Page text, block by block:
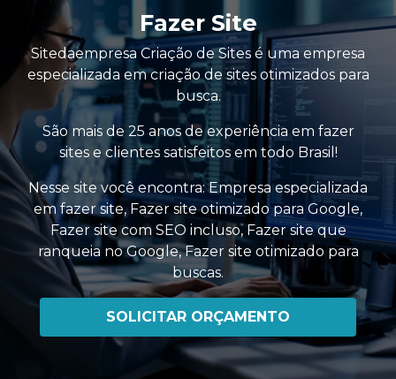
Fazer Site
Sitedaempresa Criação de Sites é uma empresa
especializada em criação de sites otimizados para
busca.
São mais de 25 anos de experiência em fazer
sites e clientes satisfeitos em todo Brasil!
Nesse site você encontra:Empresa especializada
em fazer site,Fazer site otimizado para Google,
Fazer site com SEO incluso, Fazer site que
ranqueia no Google,Fazer site otimizado para
buscas.
SOLICITAR ORÇAMENTO